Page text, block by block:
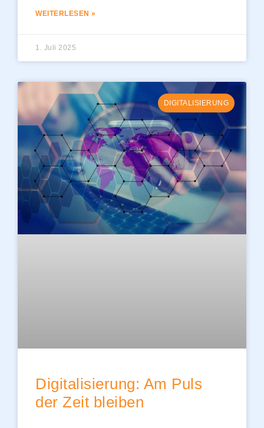
WEITERLESEN »
1. Juli 2025
DIGITALISIERUNG
Digitalisierung: Am Puls
der Zeit bleiben